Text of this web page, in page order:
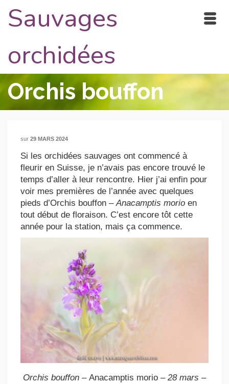
Sauvages
orchidées
Orchis bouffon
sur 29 MARS 2024
Si les orchidées sauvages ont commencé à
fleurir en Suisse, je n’avais pas encore trouvé le
temps d’aller à leur rencontre. Hier j’ai enfin pour
voir mes premières de l’année avec quelques
pieds d’Orchis bouffon –Anacamptis morio en
tout début de floraison. C’est encore tôt cette
année pour la station, mais ça commence.
Orchis bouffon – Anacamptis morio – 28 mars –